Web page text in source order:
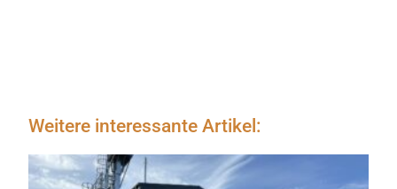
Weitere interessante Artikel: